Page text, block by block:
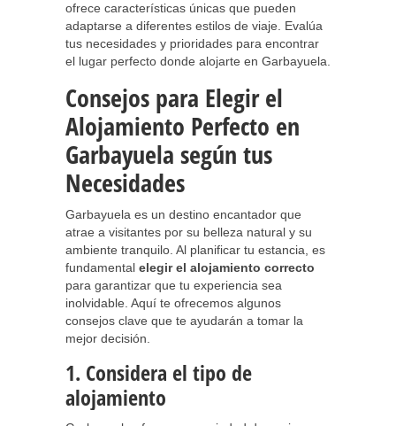
ofrece características únicas que pueden
adaptarse a diferentes estilos de viaje. Evalúa
tus necesidades y prioridades para encontrar
el lugar perfecto donde alojarte en Garbayuela.
Consejos para Elegir el
Alojamiento Perfecto en
Garbayuela según tus
Necesidades
Garbayuela es un destino encantador que
atrae a visitantes por su belleza natural y su
ambiente tranquilo. Al planificar tu estancia, es
fundamental elegir el alojamiento correcto
para garantizar que tu experiencia sea
inolvidable. Aquí te ofrecemos algunos
consejos clave que te ayudarán a tomar la
mejor decisión.
1. Considera el tipo de
alojamiento